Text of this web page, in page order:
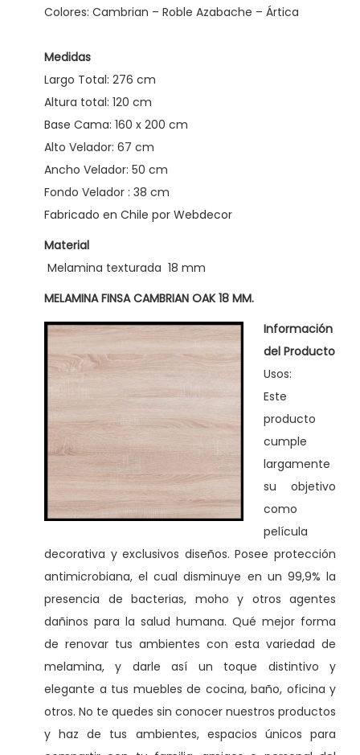
n
V
e
a
d
e
s
+
B
s
e
s
u
Colores: Cambrian – Roble Azabache – Ártica
Medidas
Largo Total: 276 cm
Altura total: 120 cm
Base Cama: 160 x 200 cm
Alto Velador: 67 cm
Ancho Velador: 50 cm
Fondo Velador : 38 cm
Fabricado en Chile por Webdecor
Material
Melamina texturada 18 mm
MELAMINA FINSA CAMBRIAN OAK 18 MM.
Información
del Producto
Usos:
Este
producto
cumple
largamente
su objetivo
como
película
decorativa y exclusivos diseños. Posee protección
antimicrobiana, el cual disminuye en un 99,9% la
presencia de bacterias, moho y otros agentes
dañinos para la salud humana. Qué mejor forma
de renovar tus ambientes con esta variedad de
melamina, y darle así un toque distintivo y
elegante a tus muebles de cocina, baño, oficina y
otros. No te quedes sin conocer nuestros productos
y haz de tus ambientes, espacios únicos para